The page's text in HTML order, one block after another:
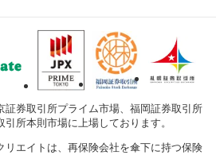
証券取引所プライム市場、福岡証券取引所
所本則市場に上場しております。
リエイトは、再保険会社を傘下に持つ保険